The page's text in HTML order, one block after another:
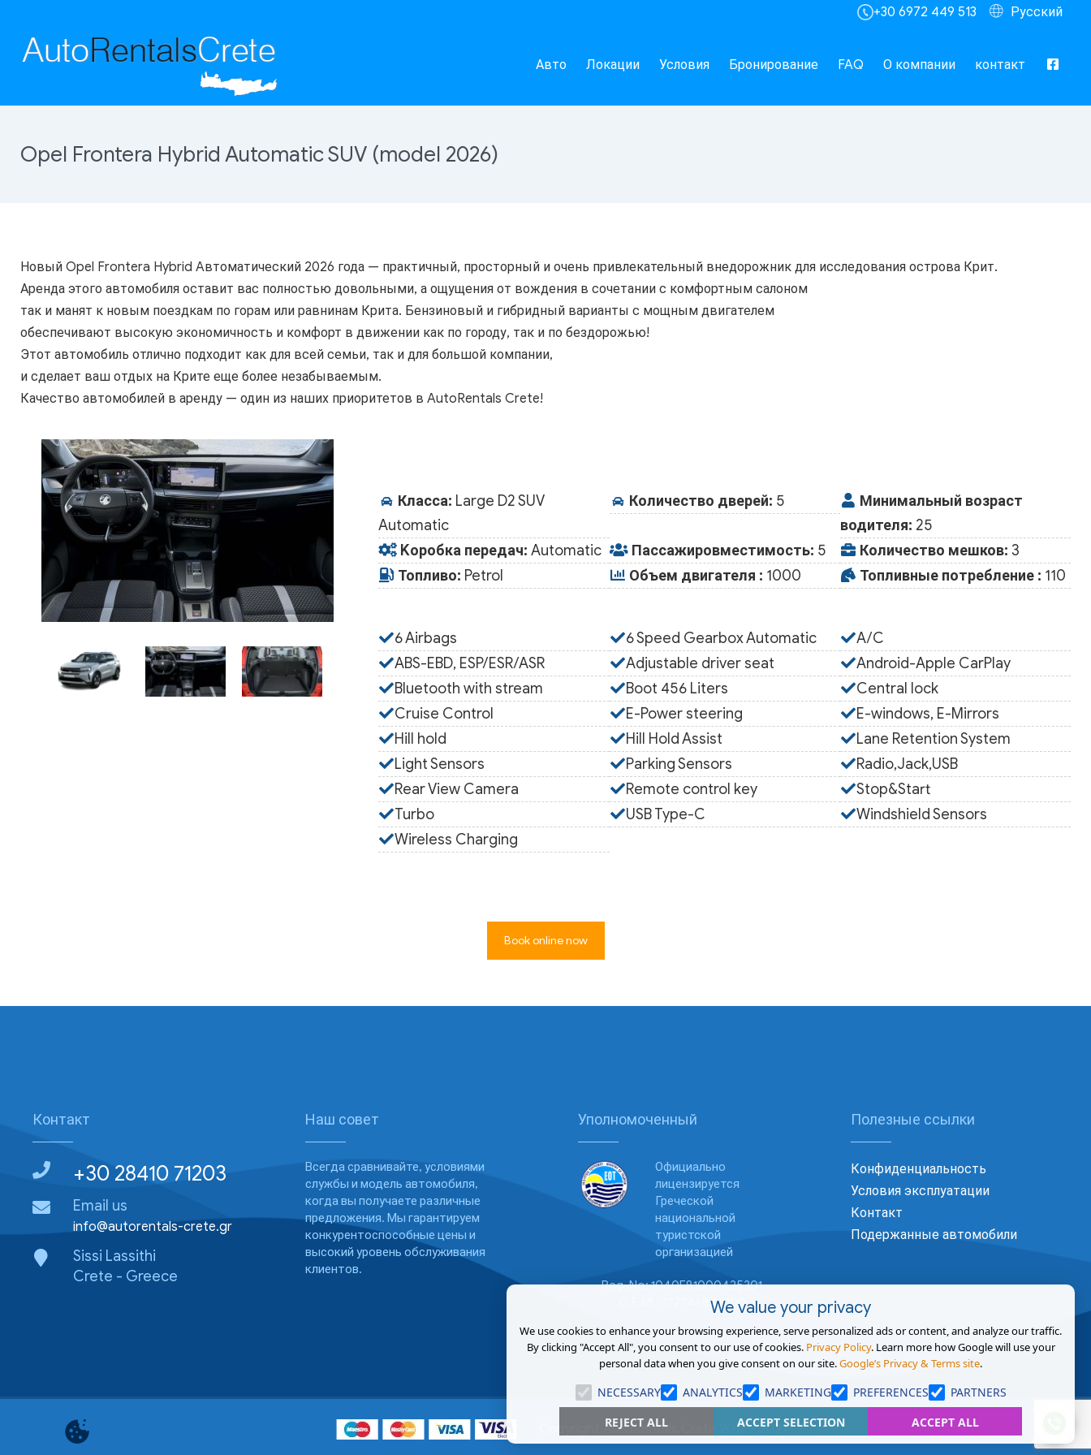
Русский
+30 6972 449 513
Авто Локации Условия Бронирование FAQ О компании контакт
Opel Frontera Hybrid Automatic SUV (model 2026)
Новый Opel Frontera Hybrid Aвтоматический 2026 года — практичный, просторный и очень привлекательный внедорожник для исследования острова Крит.
Аренда этого автомобиля оставит вас полностью довольными, а ощущения от вождения в сочетании с комфортным салоном
так и манят к новым поездкам по горам или равнинам Крита. Бензиновый и гибридный варианты с мощным двигателем
обеспечивают высокую экономичность и комфорт в движении как по городу, так и по бездорожью!
Этот автомобиль отлично подходит как для всей семьи, так и для большой компании,
и сделает ваш отдых на Крите еще более незабываемым.
Качество автомобилей в аренду — один из наших приоритетов в AutoRentals Crete!
Класса: Large D2 SUV
Automatic
Количество дверей: 5
Минимальный возраст
водителя: 25
Kоробка передач: Automatic Пассажировместимость: 5 Количество мешков: 3
Топливо: Petrol Объем двигателя : 1000 Топливные потребление : 110
6 Airbags 6 Speed Gearbox Automatic
A/C
ABS-EBD, ESP/ESR/ASR
Adjustable driver seat
Android-Apple CarPlay
Bluetooth with stream
Boot 456 Liters
Central lock
Cruise Control
E-Power steering
E-windows, E-Mirrors
Hill hold
Hill Hold Assist
Lane Retention System
Light Sensors
Parking Sensors
Radio,Jack,USB
Rear View Camera
Remote control key
Stop&Start
Turbo
USB Type-C
Windshield Sensors
Wireless Charging
Book online now
Контакт
+30 28410 71203
Email us
info@autorentals-crete.gr
Sissi Lassithi
Crete - Greece
Наш совет
Всегда сравнивайте, условиями
службы и модель автомобиля,
когда вы получаете различные
предложения. Мы гарантируем
конкурентоспособные цены и
высокий уровень обслуживания
клиентов.
Уполномоченный
Официально
лицензируется
Греческой
национальной
туристской
организацией
Reg. No: 1040E81000425301
G.E.MI.: 172746841000
Полезные ссылки
Конфиденциальность
Условия эксплуатации
Контакт
Подержанные автомобили
Copyright AutoRentals Crete 2012 - 2021
We value your privacy
We use cookies to enhance your browsing experience, serve personalized ads or content, and analyze our traffic.
By clicking "Accept All", you consent to our use of cookies. Privacy Policy. Learn more how Google will use your
personal data when you give consent on our site.Google’s Privacy & Terms site.
NECESSARY ANALYTICS MARKETING PREFERENCES
PARTNERS
REJECT ALL
ACCEPT SELECTION ACCEPT ALL